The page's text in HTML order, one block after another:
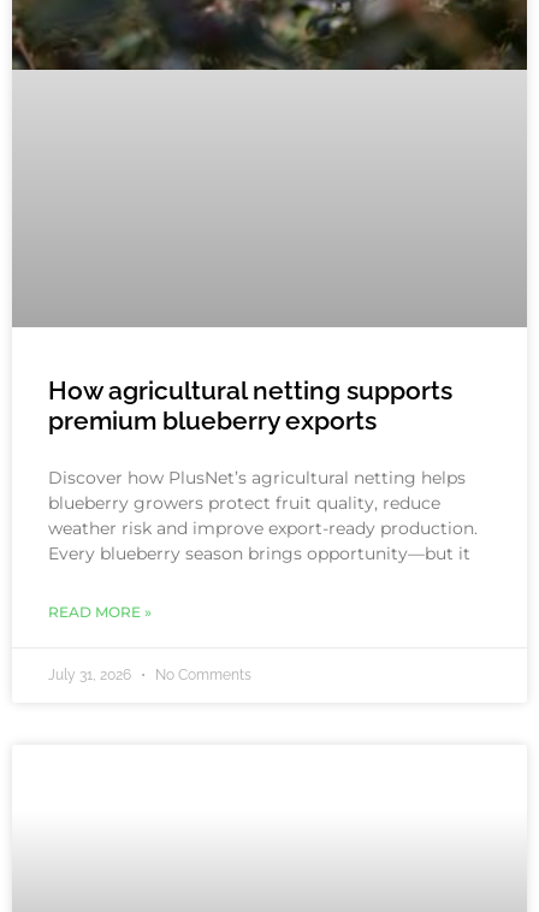
How agricultural netting supports
premium blueberry exports
Discover how PlusNet’s agricultural netting helps
blueberry growers protect fruit quality, reduce
weather risk and improve export-ready production.
Every blueberry season brings opportunity—but it
READ MORE »
July 31, 2026 No Comments